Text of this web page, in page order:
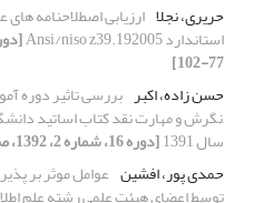
حریری، نجلا ارزیابی اصطلاحنامه
استاندارد Ansi/niso z39.192005
77-102]
حسن زاده، اکبر بررسی تاثیر دوره
,نگرش و مهارت نقد کتاب اساتید
سال 1391
[دوره 16، شماره 2، 1392، صفحه 103-117]
حمدی پور، افشین عوامل موثر بر
توسط اعضای هیئت علمی رشته علم